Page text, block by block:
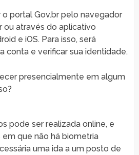
portal Gov.br pelo navegador
ou através do aplicativo
e iOS. Para isso, será
conta e verificar sua identidade.
presencialmente em algum
pode ser realizada online, e
que não há biometria
uma ida a um posto de